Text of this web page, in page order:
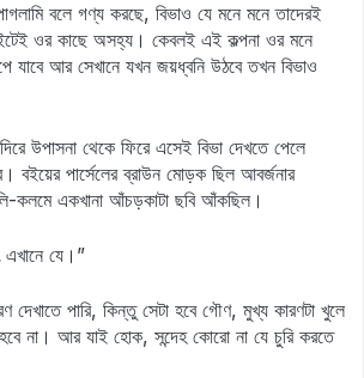
বলে গণ্য করছে, বিভাও যে মনে মনে তাদেরই
ওর কাছে অসহ্য। কেবলই এই কল্পনা ওর মনে
যাবে আর সেখানে যখন জয়ধ্বনি উঠবে তখন বিভাও
উপাসনা থেকে ফিরে এসেই বিভা দেখতে পেলে
পার্সেলের ব্রাউন মোড়ক ছিল আবর্জনার
কলমে একখানা আঁচড়কাটা ছবি আঁকছিল।
এখানে যে।”
পারি, কিন্তু সেটা হবে গৌণ, মুখ্য কারণটা খুলে
না। আর যাই হোক, সন্দেহ কোরো না যে চুরি করতে